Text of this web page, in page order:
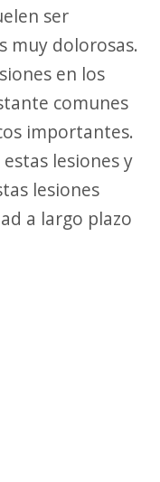
ser
muy dolorosas.
en los
comunes
importantes.
lesiones y
lesiones
a largo plazo